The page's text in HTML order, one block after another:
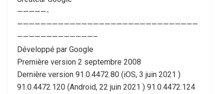
—————-
———————————————————————————————
—————————————–
Développé par Google
Première version 2 septembre 2008
Dernière version 91.0.4472.80 (iOS, 3 juin 2021 )
91.0.4472.120 (Android, 22 juin 2021 ) 91.0.4472.124